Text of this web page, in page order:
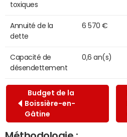
toxiques
Annuité de la
dette
6 570 €
Capacité de
désendettement
0,6 an(s)
Budget de la
Boissière-en-
Gâtine